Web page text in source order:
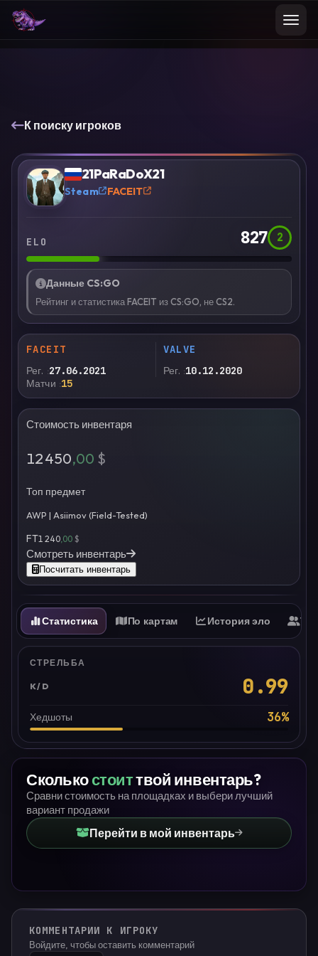
К поиску игроков
? 21PaRaDoX21
Steam FACEIT
ELO 827 2
Данные CS:GO
Рейтинг и статистика FACEIT из CS:GO, не CS2.
FACEIT
Рег. 27.06.2021
Матчи 15
VALVE
Рег. 10.12.2020
Стоимость инвентаря
12 450,00 $
Топ предмет
AWP | Asiimov (Field-Tested)
FT1 240 ,00 $
Смотреть инвентарь
Посчитать инвентарь
Статистика По картам История эло
СТРЕЛЬБА
K/D 0.99
Хедшоты 36%
Сколькостоиттвой инвентарь?
Сравни стоимость на площадках и выбери лучший
вариант продажи
Перейти в мой инвентарь
КОММЕНТАРИИ К ИГРОКУ
Войдите, чтобы оставить комментарий